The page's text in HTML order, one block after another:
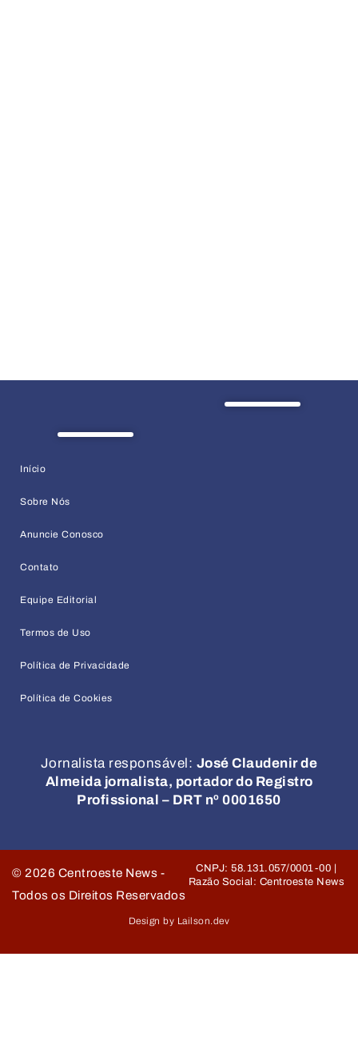
Início
Sobre Nós
Anuncie Conosco
Contato
Equipe Editorial
Termos de Uso
Política de Privacidade
Política de Cookies
Jornalista responsável: José Claudenir de
Almeida jornalista, portador do Registro
Profissional – DRT nº 0001650
© 2026 Centroeste News -
Todos os Direitos Reservados
CNPJ: 58.131.057/0001-00 |
Razão Social: Centroeste News
Design by Lailson.dev